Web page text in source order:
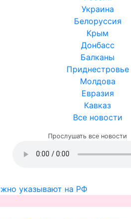
Украина
Белоруссия
Крым
Донбасс
Балканы
Приднестровье
Молдова
Евразия
Кавказ
Все новости
Прослушать все новости
указывают на РФ